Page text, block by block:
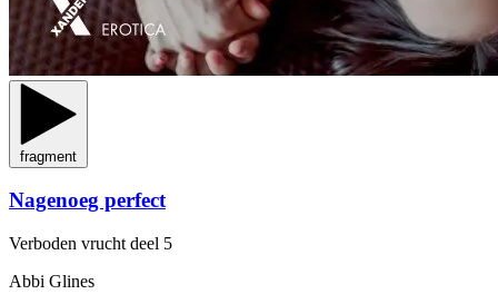
fragment
Nagenoeg perfect
Verboden vrucht deel 5
Abbi Glines